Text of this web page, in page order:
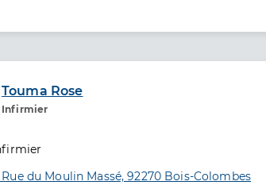
Touma Rose
Infirmier de santé
du Moulin Massé, 92270 Bois-Colombes